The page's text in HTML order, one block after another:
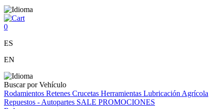
0
ES
EN
Buscar por Vehículo
Rodamientos Retenes Crucetas Herramientas Lubricación Agrícola
Repuestos - Autopartes SALE PROMOCIONES